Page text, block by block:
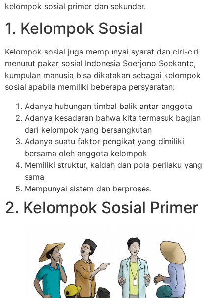
kelompok sosial primer dan sekunder.
1. Kelompok Sosial
Kelompok sosial juga mempunyai syarat dan ciri-ciri
menurut pakar sosial Indonesia Soerjono Soekanto,
kumpulan manusia bisa dikatakan sebagai kelompok
sosial apabila memiliki beberapa persyaratan:
Adanya hubungan timbal balik antar anggota
Adanya kesadaran bahwa kita termasuk bagian
dari kelompok yang bersangkutan
Adanya suatu faktor pengikat yang dimiliki
bersama oleh anggota kelompok
Memiliki struktur, kaidah dan pola perilaku yang
sama
Mempunyai sistem dan berproses.
2. Kelompok Sosial Primer